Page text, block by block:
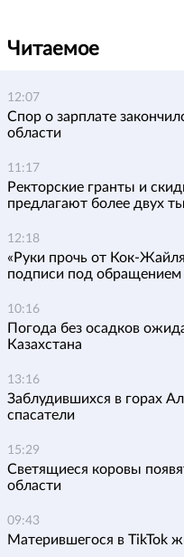
Читаемое
12:07
Спор о зарплате
области
11:17
Ректорские гранты и
предлагают более двух
12:18
«Руки прочь от Кок-
подписи под обращением
10:16
Погода без осадков
Казахстана
13:16
Заблудившихся в горах
спасатели
15:29
Светящиеся коровы
области
09:43
Матерившегося в TikTok